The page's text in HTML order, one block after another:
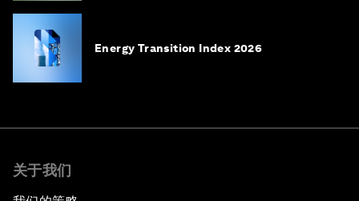
Energy Transition Index 2026
关于我们